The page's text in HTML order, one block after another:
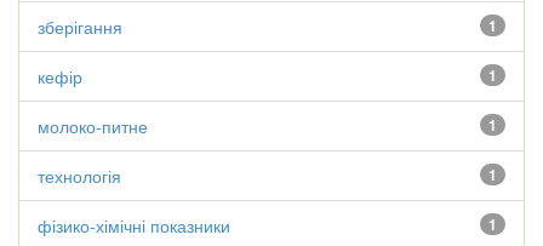
1
зберігання
1
кефір
1
молоко-питне
1
технологія
1
фізико-хімічні показники